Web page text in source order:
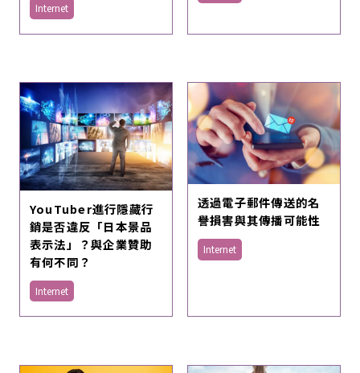
Internet
YouTuber進行隱藏行
銷是否違反「日本景品
表示法」？與企業贊助
有何不同？
Internet
透過電子郵件傳送的名
譽損害與其傳播可能性
Internet